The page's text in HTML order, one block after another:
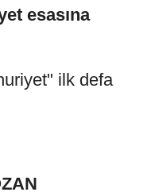
esasına
ilk defa